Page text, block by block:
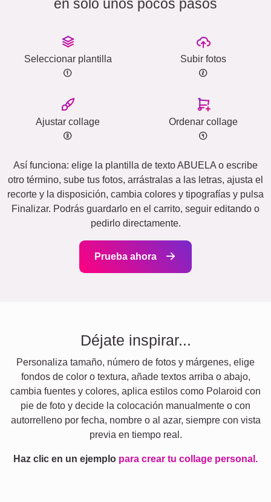
en solo unos pocos pasos
Seleccionar plantilla Subir fotos
Ajustar collage Ordenar collage
Así funciona: elige la plantilla de texto ABUELA o escribe
otro término, sube tus fotos, arrástralas a las letras, ajusta el
recorte y la disposición, cambia colores y tipografías y pulsa
Finalizar. Podrás guardarlo en el carrito, seguir editando o
pedirlo directamente.
Prueba ahora
Déjate inspirar...
Personaliza tamaño, número de fotos y márgenes, elige
fondos de color o textura, añade textos arriba o abajo,
cambia fuentes y colores, aplica estilos como Polaroid con
pie de foto y decide la colocación manualmente o con
autorrelleno por fecha, nombre o al azar, siempre con vista
previa en tiempo real.
Haz clic en un ejemplo para crear tu collage personal.